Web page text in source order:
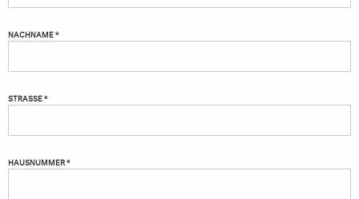
NACHNAME *
STRASSE *
HAUSNUMMER *